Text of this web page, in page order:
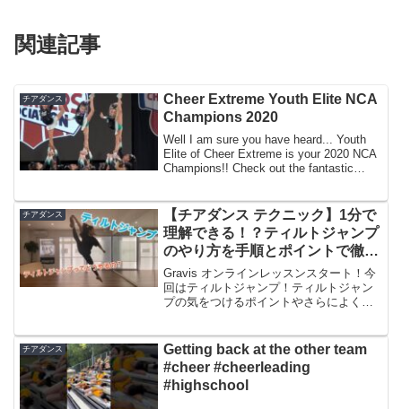
関連記事
チアダンス
Cheer Extreme Youth Elite NCA
Champions 2020
Well I am sure you have heard... Youth
Elite of Cheer Extreme is your 2020 NCA
Champions!! Check out the fantastic
チアダンス
【チアダンス テクニック】1分で
理解できる！？ティルトジャンプ
のやり方を手順とポイントで徹底
解説！
Gravis オンラインレッスンスタート！今
回はティルトジャンプ！ティルトジャン
プの気をつけるポイントやさらによくな
礎練習をYoutubeにアップしてご紹介して
いき...
チアダンス
Getting back at the other team
#cheer #cheerleading
#highschool